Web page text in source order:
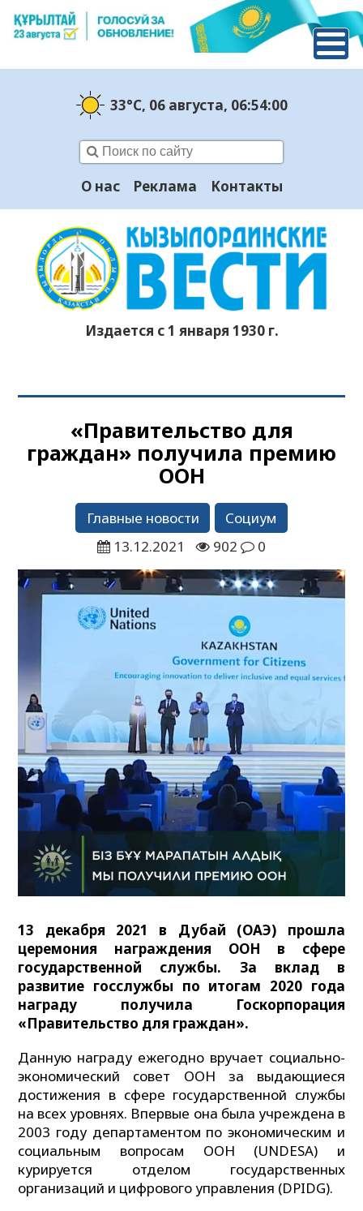
33°C, 06 августа, 06:54:01
О нас Реклама Контакты
Издается с 1 января 1930 г.
«Правительство для
граждан» получила премию
ООН
Главные новости
Социум
13.12.2021
902 0
13 декабря 2021 в Дубай (ОАЭ) прошла
церемония награждения ООН в сфере
государственной службы. За вклад в
развитие госслужбы по итогам 2020 года
награду получила Госкорпорация
«Правительство для граждан».
Данную награду ежегодно вручает социально-
экономический совет ООН за выдающиеся
достижения в сфере государственной службы
на всех уровнях. Впервые она была учреждена в
2003 году департаментом по экономическим и
социальным вопросам ООН (UNDESA) и
курируется отделом государственных
организаций и цифрового управления (DPIDG).